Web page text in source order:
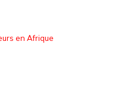
en Afrique